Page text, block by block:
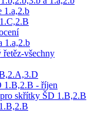
1.a,2.b
1.a,2.b
řetěz-všechny
1.B,2.B - říjen
skřítky ŠD 1.B,2.B